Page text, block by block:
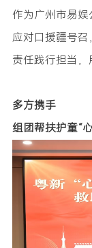
作为广州市易
应对口援疆号
责任践行担当，
多方携手
组团帮扶护童“